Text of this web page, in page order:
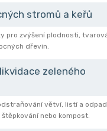
stromů a keřů
pro zvýšení plodnosti,
dřevin.
zeleného
větví, listí a
nebo kompost.